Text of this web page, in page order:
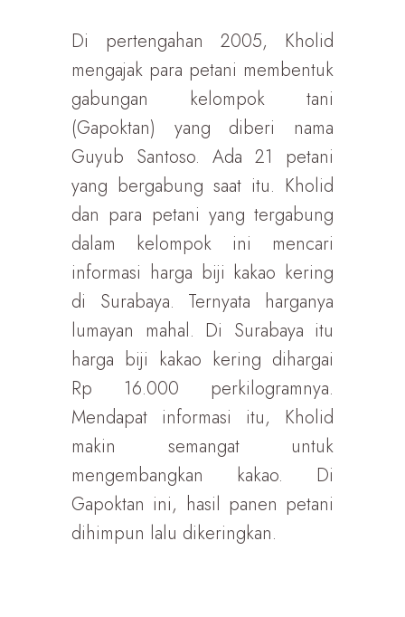
Di pertengahan 2005, Kholid
mengajak para petani membentuk
gabungan kelompok tani
(Gapoktan) yang diberi nama
Guyub Santoso. Ada 21 petani
yang bergabung saat itu. Kholid
dan para petani yang tergabung
dalam kelompok ini mencari
informasi harga biji kakao kering
di Surabaya. Ternyata harganya
lumayan mahal. Di Surabaya itu
harga biji kakao kering dihargai
Rp 16.000 perkilogramnya.
Mendapat informasi itu, Kholid
makin semangat untuk
mengembangkan kakao. Di
Gapoktan ini, hasil panen petani
dihimpun lalu dikeringkan.